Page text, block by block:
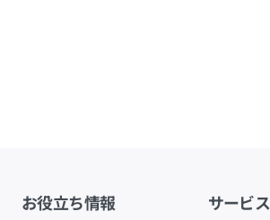
お役立ち情報 サービス